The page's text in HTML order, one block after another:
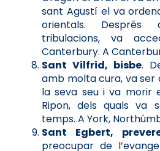
sant Agustí el va
orientals.
tribulacions, va
Canterbury. A
Sant Vilfrid, bisbe.
amb molta cura, va
la seva seu i va morir
Ripon, dels quals va
temps. A York,
Sant Egbert,
preocupar de